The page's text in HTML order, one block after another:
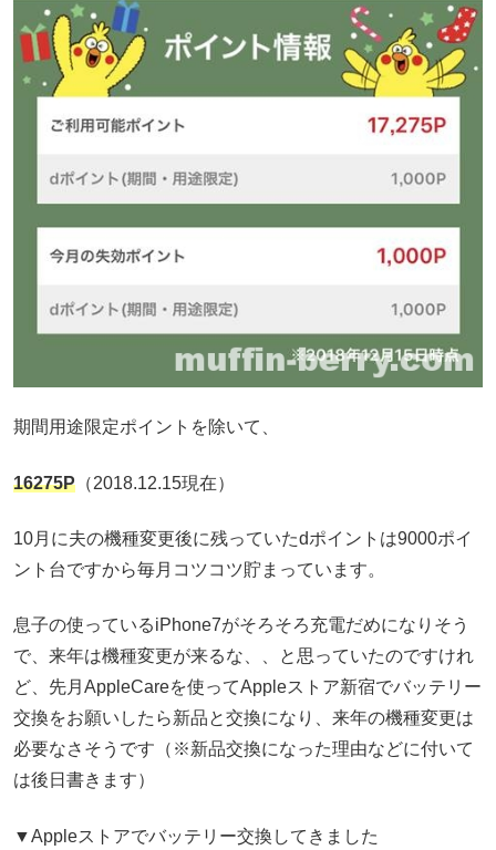
期間用途限定ポイントを除いて、
16275P （2018.12.15現在）
10月に夫の機種変更後に残っていたdポイントは9000ポイ
ント台ですから毎月コツコツ貯まっています。
息子の使っているiPhone7がそろそろ充電だめになりそう
で、来年は機種変更が来るな、、と思っていたのですけれ
ど、先月AppleCareを使ってAppleストア新宿でバッテリー
交換をお願いしたら新品と交換になり、来年の機種変更は
必要なさそうです（※新品交換になった理由などに付いて
は後日書きます）
▼Appleストアでバッテリー交換してきました